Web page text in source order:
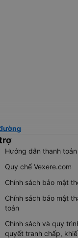
Hướng dẫn thanh toán
Quy chế Vexere.com
Chính sách bảo mật
Chính sách bảo mật
toán
Chính sách và quy
quyết tranh chấp,